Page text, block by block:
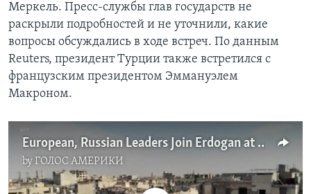
Меркель. Пресс-службы глав государств не
раскрыли подробностей и не уточнили, какие
вопросы обсуждались в ходе встреч. По данным
Reuters, президент Турции также встретился с
французским президентом Эммануэлем
Макроном.
European, Russian Leaders Join Erdogan at Summit on Syrian Civil War
byГОЛОС АМЕРИКИ